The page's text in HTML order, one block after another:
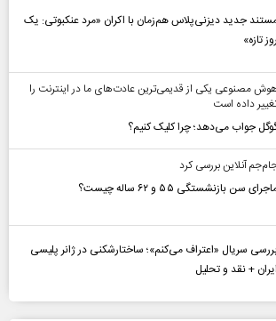
جدید دیزنی‌پلاس هم‌زمان با اکران «مرد عنکبوتی: یک
روز تازه»
هوش مصنوعی یکی از قدیمی‌ترین عادت‌های ما در اینترنت را
داده است
جواب می‌دهد؛ چرا کلیک کنیم؟
آنلاین بررسی کرد
سن بازنشستگی ۵۵ و ۶۲ ساله چیست؟
سریال «اعتراف می‌کنم»؛ ساختارشکنی در ژانر پلیسی
ایران + نقد و تحلیل